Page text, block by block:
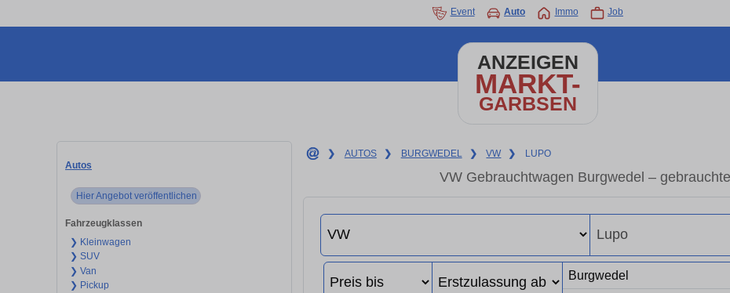
Event Auto Immo Job
ANZEIGEN
MARKT-
GARBSEN
Autos
Hier Angebot veröffentlichen
Fahrzeugklassen
❯ Kleinwagen
❯ SUV
❯ Van
❯ Pickup
❯ AUTOS ❯ BURGWEDEL ❯ VW ❯ LUPO
VW Gebrauchtwagen Burgwedel –